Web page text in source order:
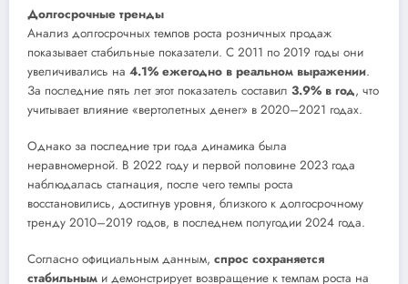
Долгосрочные тренды
Анализ долгосрочных темпов роста розничных продаж
показывает стабильные показатели. С 2011 по 2019 годы они
увеличивались на 4.1% ежегодно в реальном выражении.
За последние пять лет этот показатель составил 3.9% в год, что
учитывает влияние «вертолетных денег» в 2020–2021 годах.
Однако за последние три года динамика была
неравномерной. В 2022 году и первой половине 2023 года
наблюдалась стагнация, после чего темпы роста
восстановились, достигнув уровня, близкого к долгосрочному
тренду 2010–2019 годов, в последнем полугодии 2024 года.
Согласно официальным данным, спрос сохраняется
стабильным и демонстрирует возвращение к темпам роста на